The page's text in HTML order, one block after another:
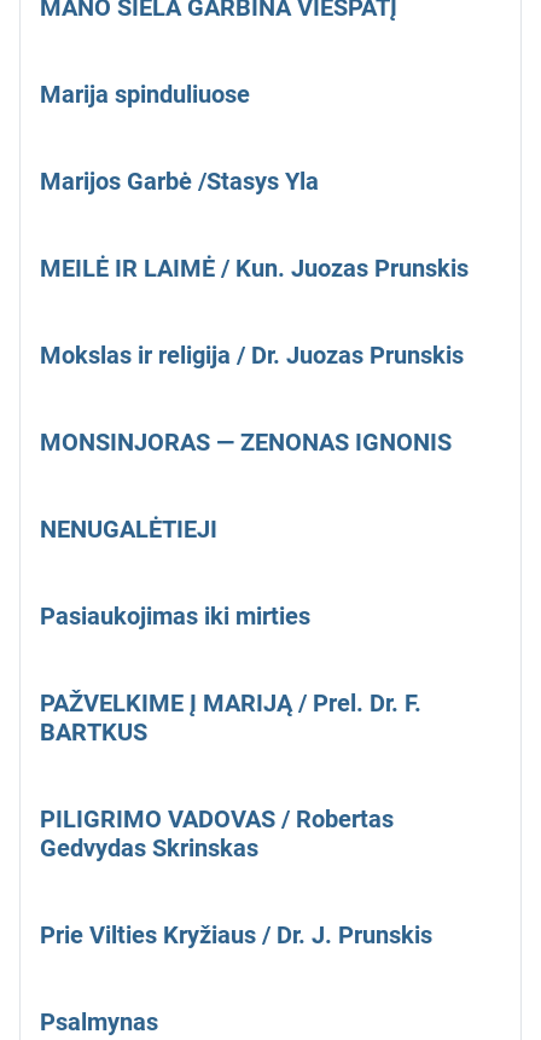
MANO SIELA GARBINA VIEŠPATĮ
Marija spinduliuose
Marijos Garbė /Stasys Yla
MEILĖ IR LAIMĖ / Kun. Juozas Prunskis
Mokslas ir religija / Dr. Juozas Prunskis
MONSINJORAS — ZENONAS IGNONIS
NENUGALĖTIEJI
Pasiaukojimas iki mirties
PAŽVELKIME Į MARIJĄ / Prel. Dr. F.
BARTKUS
PILIGRIMO VADOVAS / Robertas
Gedvydas Skrinskas
Prie Vilties Kryžiaus / Dr. J. Prunskis
Psalmynas